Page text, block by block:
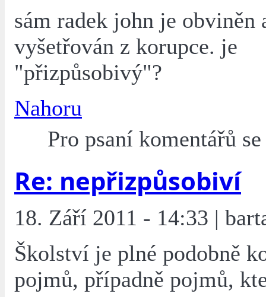
sám radek john je obviněn
vyšetřován z korupce. je
"přizpůsobivý"?
Nahoru
Pro psaní komentářů
Re: nepřizpůsobiví
18. Září 2011 - 14:33 |
Školství je plné podobně
pojmů, případně pojmů,